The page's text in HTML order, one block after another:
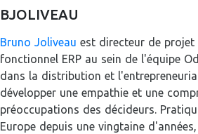
BJOLIVEAU
Bruno Joliveau est directeur de
fonctionnel ERP au sein de l'équipe
dans la distribution et
développer une empathie et une
préoccupations des décideurs.
Europe depuis une vingtaine